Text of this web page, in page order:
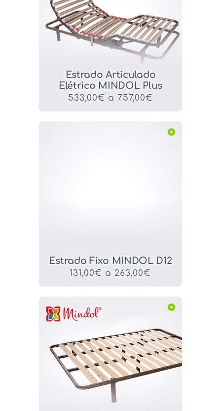
Estrado Articulado
Elétrico MINDOL Plus
533,00€ a 757,00€
Estrado Fixo MINDOL D12
131,00€ a 263,00€